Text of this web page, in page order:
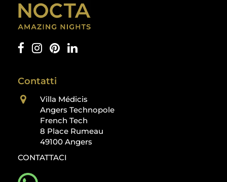
Contatti
Villa Médicis
Angers Technopole
French Tech
8 Place Rumeau
49100 Angers
CONTATTACI